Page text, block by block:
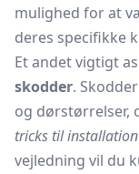
mulighed for at
deres specifikke
Et andet vigtigt
skodder.
og dørstørrelser,
tricks til installation
vejledning vil du